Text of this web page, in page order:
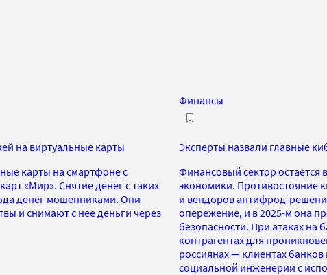
на виртуальные карты
карты на смартфоне с
«Мир». Снятие денег с таких
денег мошенниками. Они
и снимают с нее деньги через
Финансы
Эксперты назвали главные
Финансовый сектор остается
экономики. Противостояние
и вендоров антифрод-
опережение, и в 2025-м она
безопасности. При атаках на
контрагентах для
россиянах — клиентах
социальной инженерии с